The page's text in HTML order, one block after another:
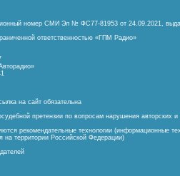
номер СМИ Эл № ФС77-81953 от 24.09.2021,
ответственностью «ГПМ Радио»
на сайт обязательна
претензии по вопросам нарушения авторских
рекомендательные технологии (информационные
на территории Российской Федерации)